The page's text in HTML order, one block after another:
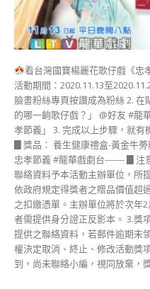
看台灣國寶楊麗花歌仔戲《忠
活動期間：2020.11.13至
臉書粉絲專頁按讚成為粉絲 2.
的哪一齣歌仔戲？」 @好友 #龍
孝節義」 3. 完成以上步驟，就有
▊獎品： 養生健康禮盒-黃金牛蒡
忠孝節義 #龍華戲劇台------- ▊注
聯絡資料予本活動主辦單位，所
依政府規定得獎者之贈品價值超
之扣繳憑單。主辦單位將於次年
者需提供身分證正反影本。 3.獎
提供之聯絡資料，若郵件逾期未
權決定取消、終止、修改活動獎
到，尚未聯絡小編，視同放棄，